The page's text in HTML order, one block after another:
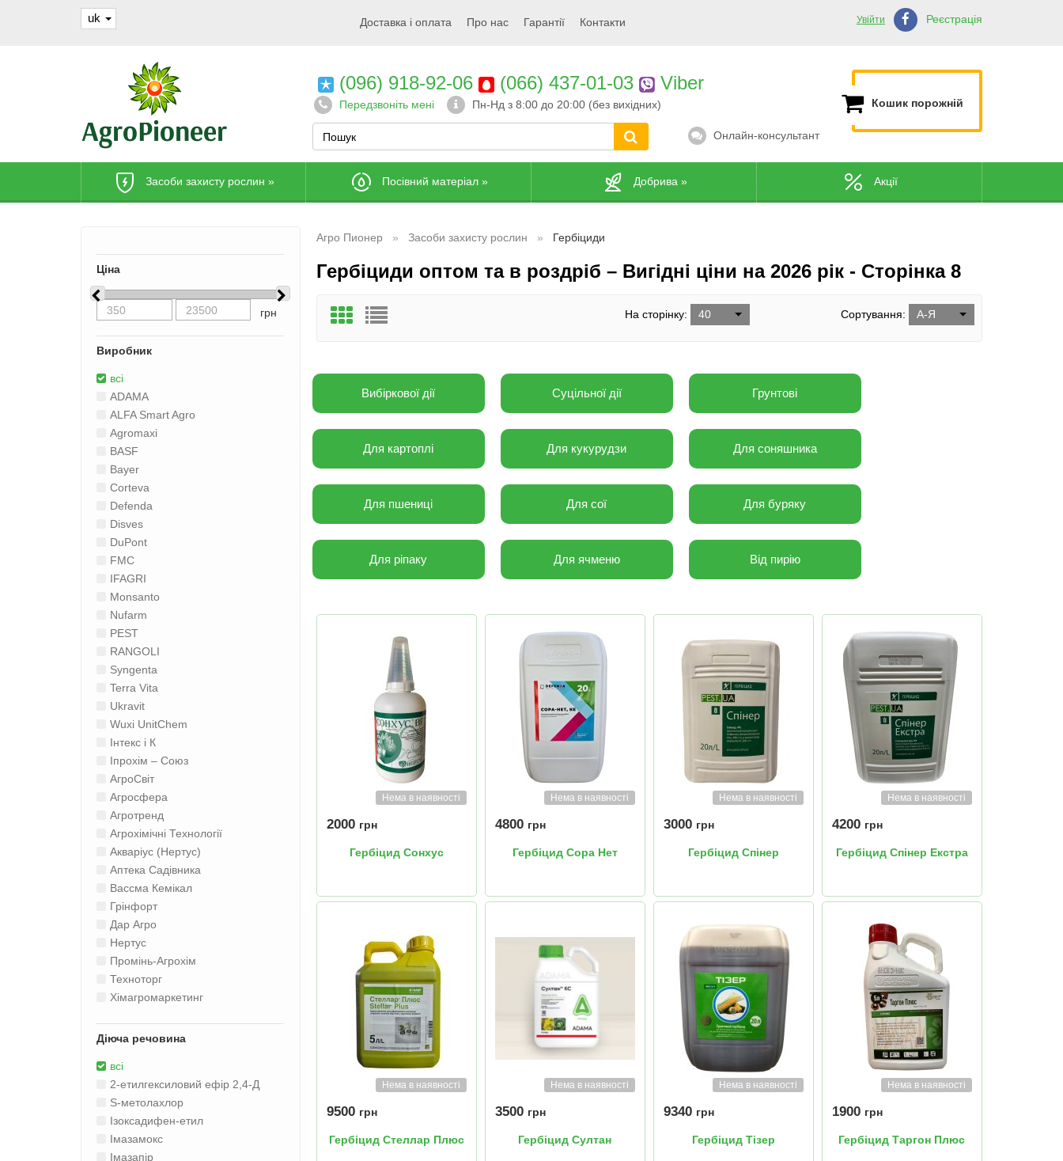
uk Увійти Реєстрація
Доставка і оплата Про нас Гарантії Контакти
(096) 918-92-06 (066) 437-01-03 Viber
Передзвоніть мені Пн-Нд з 8:00 до 20:00 (без вихідних)
Онлайн-консультант
Кошик порожній
Засоби захисту рослин » Посівний матеріал » Добрива » Акції
Агро Пионер Засоби захисту рослин Гербіциди
Гербіциди оптом та в роздріб – Вигідні ціни на 2026 рік - Сторінка 8
На сторінку: 40 Сортування: А-Я
Вибіркової дії Суцільної дії Грунтові
Для картоплі Для кукурудзи Для соняшника
Для пшениці Для сої Для буряку
Для ріпаку Для ячменю Від пирію
Нема в наявності
2000 грн
Гербіцид Сонхус
Нема в наявності
4800 грн
Гербіцид Сора Нет
Нема в наявності
3000 грн
Гербіцид Спінер
Нема в наявності
4200 грн
Гербіцид Спінер Екстра
Нема в наявності
9500 грн
Гербіцид Стеллар Плюс
Нема в наявності
3500 грн
Гербіцид Султан
Нема в наявності
9340 грн
Гербіцид Тізер
Нема в наявності
1900 грн
Гербіцид Таргон Плюс
Ціна
грн
Виробник
всі
ADAMA
ALFA Smart Agro
Agromaxi
BASF
Bayer
Corteva
Defenda
Disves
DuPont
FMC
IFAGRI
Monsanto
Nufarm
PEST
RANGOLI
Syngenta
Terra Vita
Ukravit
Wuxi UnitChem
Інтекс і К
Іпрохім – Союз
АгроСвіт
Агросфера
Агротренд
Агрохімічні Технології
Акваріус (Нертус)
Аптека Садівника
Вассма Кемікал
Грінфорт
Дар Агро
Нертус
Промінь-Агрохім
Техноторг
Хімагромаркетинг
Діюча речовина
всі
2-етилгексиловий ефір 2,4-Д
S-метолахлор
Ізоксадифен-етил
Імазамокс
Імазапір